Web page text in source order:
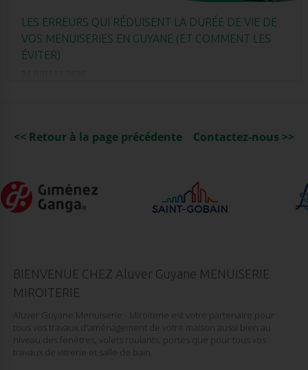
LES ERREURS QUI RÉDUISENT LA DURÉE DE VIE DE
VOS MENUISERIES EN GUYANE (ET COMMENT LES
ÉVITER)
<< Retour à la page précédente Contactez-nous >>
BIENVENUE CHEZ Aluver Guyane MENUISERIE
MIROITERIE
Aluver Guyane Menuiserie - Miroiterie est votre partenaire pour
tous vos travaux d'aménagement de votre maison aussi bien au
niveau des fenêtres, volets roulants, portes que pour tous vos
travaux de vitrerie et salle de bain.